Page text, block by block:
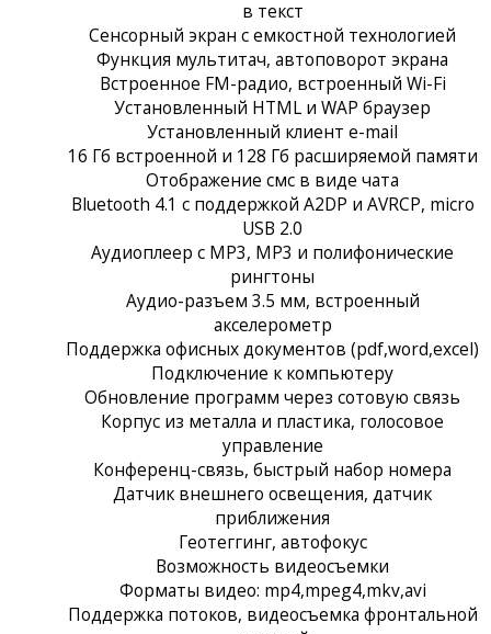
в текст
Сенсорный экран c емкостной технологией
Функция мультитач, автоповорот экрана
Встроенное FM-радио, встроенный Wi-Fi
Установленный HTML и WAP браузер
Установленный клиент e-mail
16 Гб встроенной и 128 Гб расширяемой памяти
Отображение смс в виде чата
Bluetooth 4.1 с поддержкой A2DP и AVRCP, micro
USB 2.0
Аудиоплеер с MP3, MP3 и полифонические
рингтоны
Аудио-разъем 3.5 мм, встроенный
акселерометр
Поддержка офисных документов (pdf,word,excel)
Подключение к компьютеру
Обновление программ через сотовую связь
Корпус из металла и пластика, голосовое
управление
Конференц-связь, быстрый набор номера
Датчик внешнего освещения, датчик
приближения
Геотеггинг, автофокус
Возможность видеосъемки
Форматы видео: mp4,mpeg4,mkv,avi
Поддержка потоков, видеосъемка фронтальной